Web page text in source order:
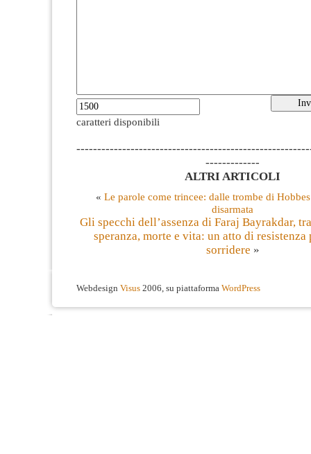
caratteri disponibili
-------------
ALTRI ARTICOLI
« Le parole come trincee: dalle trombe di
disarmata
Gli specchi dell’assenza di Faraj Bayrakdar,
speranza, morte e vita: un atto di resistenza
sorridere »
Webdesign Visus 2006, su piattaforma WordPress